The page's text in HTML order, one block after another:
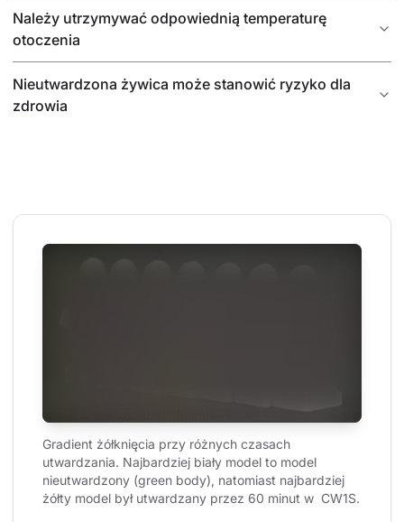
Należy utrzymywać odpowiednią temperaturę
otoczenia
Nieutwardzona żywica może stanowić ryzyko dla
zdrowia
Gradient żółknięcia przy różnych czasach
utwardzania. Najbardziej biały model to model
nieutwardzony (green body), natomiast najbardziej
żółty model był utwardzany przez 60 minut w  CW1S.